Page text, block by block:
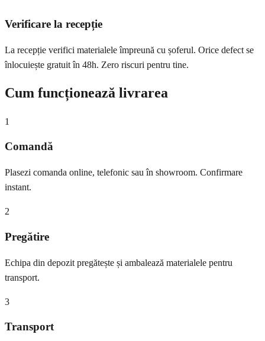
Verificare la recepție
La recepție verifici materialele împreună cu șoferul. Orice defect se
înlocuiește gratuit în 48h. Zero riscuri pentru tine.
Cum funcționează livrarea
1
Comandă
Plasezi comanda online, telefonic sau în showroom. Confirmare
instant.
2
Pregătire
Echipa din depozit pregătește și ambalează materialele pentru
transport.
3
Transport